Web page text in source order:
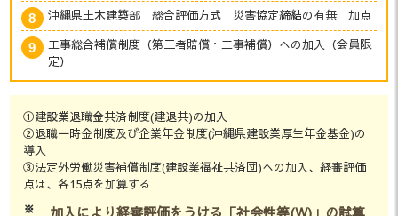
沖縄県土木建築部 総合評価方式 災害協定締結の有無 加点
工事総合補償制度（第三者賠償・工事補償）への加入（会員限
定）
①建設業退職金共済制度(建退共)の加入
②退職一時金制度及び企業年金制度(沖縄県建設業厚生年金基金)の
導入
③法定外労働災害補償制度(建設業福祉共済団)への加入、経審評価
点は、各15点を加算する
※
加入により経審評価をうける「社会性等(W)」の試算